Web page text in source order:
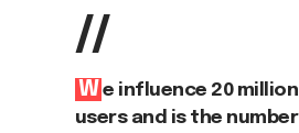
//
W e influence 20 million
users and is the